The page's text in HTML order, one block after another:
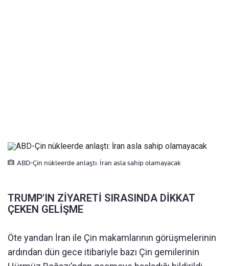
ABD-Çin nükleerde anlaştı: İran asla sahip olamayacak
TRUMP'IN ZİYARETİ SIRASINDA DİKKAT
ÇEKEN GELİŞME
Öte yandan İran ile Çin makamlarının görüşmelerinin
ardından dün gece itibariyle bazı Çin gemilerinin